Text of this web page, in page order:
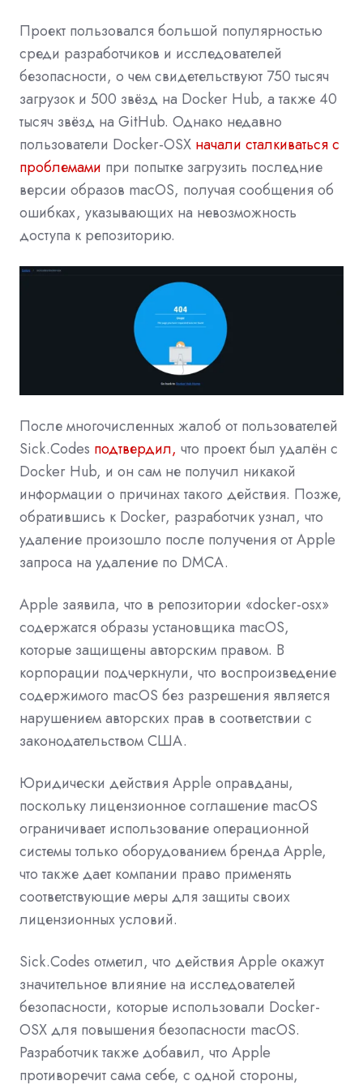
Проект пользовался большой популярностью
среди разработчиков и исследователей
безопасности, о чем свидетельствуют 750 тысяч
загрузок и 500 звёзд на Docker Hub, а также 40
тысяч звёзд на GitHub. Однако недавно
пользователи Docker-OSX начали сталкиваться с
проблемами при попытке загрузить последние
версии образов macOS, получая сообщения об
ошибках, указывающих на невозможность
доступа к репозиторию.
После многочисленных жалоб от пользователей
Sick.Codes подтвердил, что проект был удалён с
Docker Hub, и он сам не получил никакой
информации о причинах такого действия. Позже,
обратившись к Docker, разработчик узнал, что
удаление произошло после получения от Apple
запроса на удаление по DMCA.
Apple заявила, что в репозитории «docker-osx»
содержатся образы установщика macOS,
которые защищены авторским правом. В
корпорации подчеркнули, что воспроизведение
содержимого macOS без разрешения является
нарушением авторских прав в соответствии с
законодательством США.
Юридически действия Apple оправданы,
поскольку лицензионное соглашение macOS
ограничивает использование операционной
системы только оборудованием бренда Apple,
что также дает компании право применять
соответствующие меры для защиты своих
лицензионных условий.
Sick.Codes отметил, что действия Apple окажут
значительное влияние на исследователей
безопасности, которые использовали Docker-
OSX для повышения безопасности macOS.
Разработчик также добавил, что Apple
противоречит сама себе, с одной стороны,